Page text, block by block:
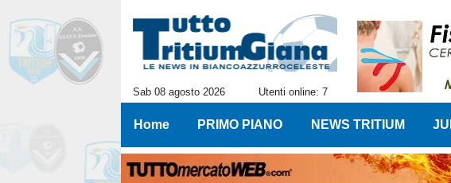
Sab 08 agosto 2026 Utenti online: 7
Home PRIMO PIANO NEWS TRITIUM